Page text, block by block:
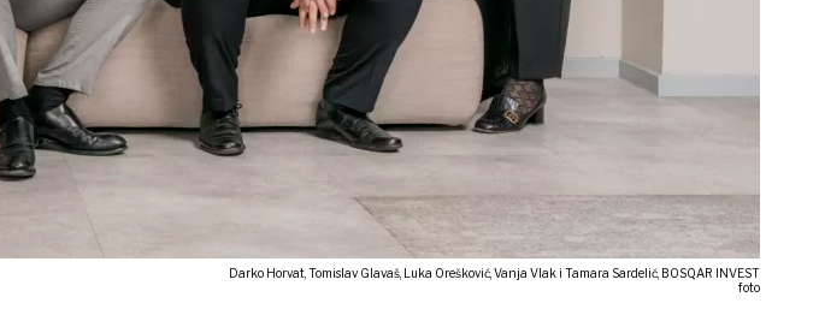
Darko Horvat, Tomislav Glavaš, Luka Orešković, Vanja Vlak i Tamara Sardelić, BOSQAR INVEST
foto